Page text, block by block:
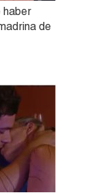
haber
de